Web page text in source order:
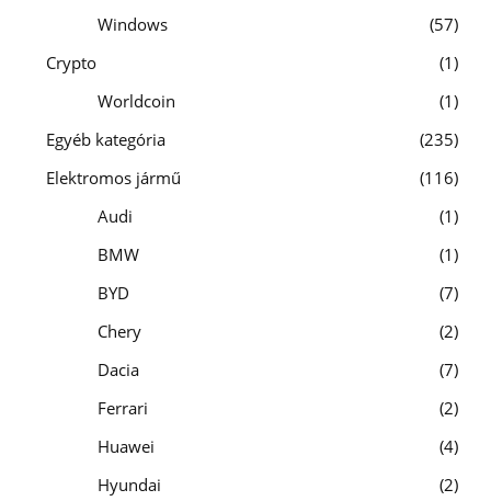
Windows
57
Crypto
1
Worldcoin
1
Egyéb kategória
235
Elektromos jármű
116
Audi
1
BMW
1
BYD
7
Chery
2
Dacia
7
Ferrari
2
Huawei
4
Hyundai
2